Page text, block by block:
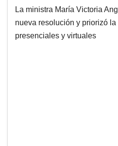
La ministra María Victoria
nueva resolución y priorizó
presenciales y virtuales